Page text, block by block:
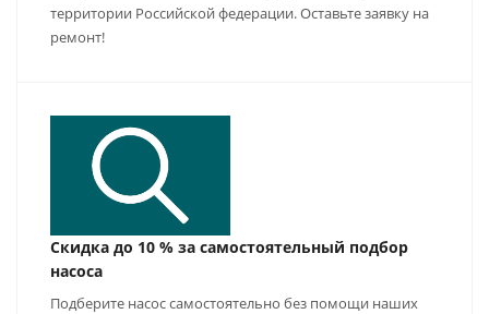
территории Российской федерации. Оставьте заявку на
ремонт!
Скидка до 10 % за самостоятельный подбор
насоса
Подберите насос самостоятельно без помощи наших